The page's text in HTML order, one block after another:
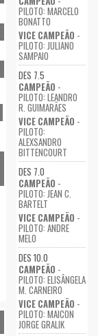
PILOTO: MARCELO
BONATTO
VICE CAMPEÃO -
PILOTO: JULIANO
SAMPAIO
DES 7.5
CAMPEÃO -
PILOTO: LEANDRO
R. GUIMARÃES
VICE CAMPEÃO -
PILOTO:
ALEXSANDRO
BITTENCOURT
DES 7.0
CAMPEÃO -
PILOTO: JEAN C.
BARTELT
VICE CAMPEÃO -
PILOTO: ANDRE
MELO
DES 10.0
CAMPEÃO -
PILOTO: ELISÂNGELA
M. CARNEIRO
VICE CAMPEÃO -
PILOTO: MAICON
JORGE GRALIK